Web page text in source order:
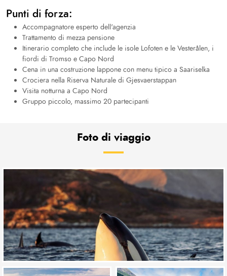
Punti di forza:
Accompagnatore esperto dell'agenzia
Trattamento di mezza pensione
Itinerario completo che include le isole Lofoten e le Vesterålen, i
fiordi di Tromso e Capo Nord
Cena in una costruzione lappone con menu tipico a Saariselka
Crociera nella Riserva Naturale di Gjesvaerstappan
Visita notturna a Capo Nord
Gruppo piccolo, massimo 20 partecipanti
Foto di viaggio